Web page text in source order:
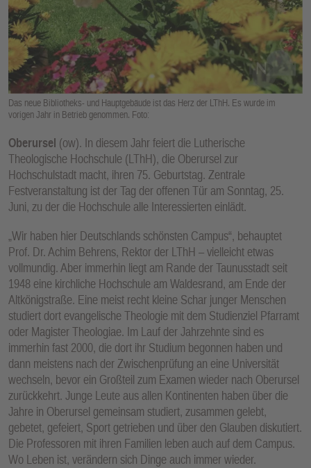
Das neue Bibliotheks- und Hauptgebäude ist das Herz der LThH. Es wurde im
vorigen Jahr in Betrieb genommen. Foto:
Oberursel (ow). In diesem Jahr feiert die Lutherische
Theologische Hochschule (LThH), die Oberursel zur
Hochschulstadt macht, ihren 75. Geburtstag. Zentrale
Festveranstaltung ist der Tag der offenen Tür am Sonntag, 25.
Juni, zu der die Hochschule alle Interessierten einlädt.
„Wir haben hier Deutschlands schönsten Campus“, behauptet
Prof. Dr. Achim Behrens, Rektor der LThH – vielleicht etwas
vollmundig. Aber immerhin liegt am Rande der Taunusstadt seit
1948 eine kirchliche Hochschule am Waldesrand, am Ende der
Altkönigstraße. Eine meist recht kleine Schar junger Menschen
studiert dort evangelische Theologie mit dem Studienziel Pfarramt
oder Magister Theologiae. Im Lauf der Jahrzehnte sind es
immerhin fast 2000, die dort ihr Studium begonnen haben und
dann meistens nach der Zwischenprüfung an eine Universität
wechseln, bevor ein Großteil zum Examen wieder nach Oberursel
zurückkehrt. Junge Leute aus allen Kontinenten haben über die
Jahre in Oberursel gemeinsam studiert, zusammen gelebt,
gebetet, gefeiert, Sport getrieben und über den Glauben diskutiert.
Die Professoren mit ihren Familien leben auch auf dem Campus.
Wo Leben ist, verändern sich Dinge auch immer wieder.
E
N